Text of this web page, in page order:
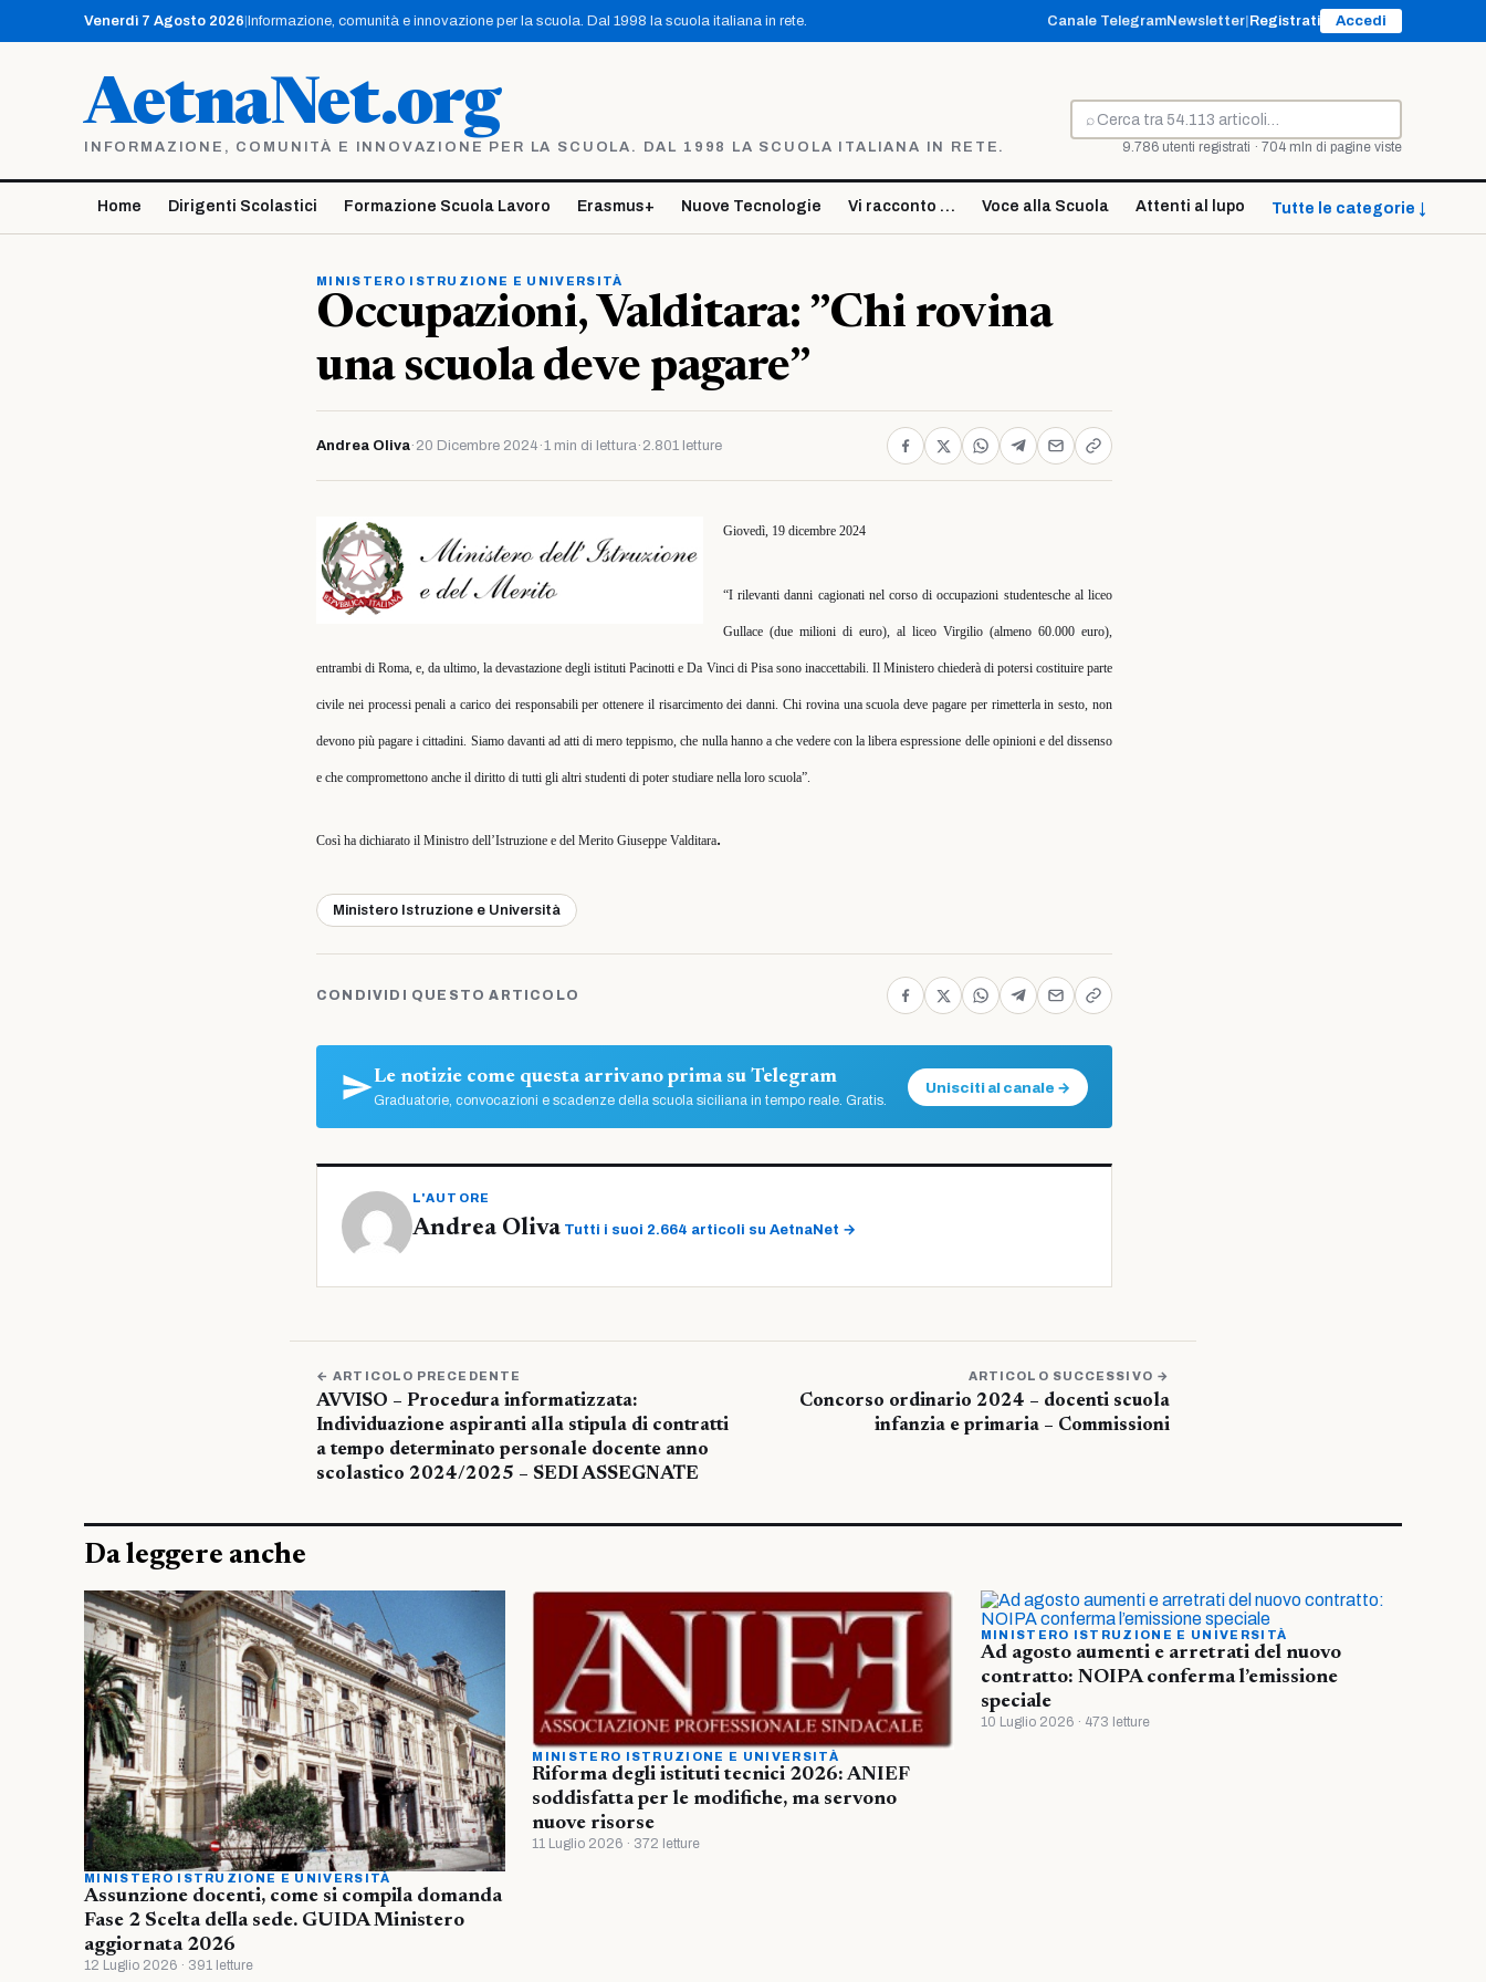
contenuto
Venerdì 7 Agosto 2026 Informazione, comunità e innovazione per la scuola. Dal 1998 la scuola italiana in rete. Canale TelegramNewsletter Registrati Accedi
AetnaNet.org
INFORMAZIONE, COMUNITÀ E INNOVAZIONE PER LA SCUOLA. DAL 1998 LA SCUOLA ITALIANA IN RETE.
⌕
Cerca
9.786 utenti registrati · 704 mln di pagine viste
Home Dirigenti Scolastici Formazione Scuola Lavoro Erasmus+ Nuove Tecnologie Vi racconto … Voce alla Scuola Attenti al lupo Tutte le categorie ↓
MINISTERO ISTRUZIONE E UNIVERSITÀ
Occupazioni, Valditara: ”Chi rovina
una scuola deve pagare”
Andrea Oliva· 20 Dicembre 2024 ·1 min di lettura· 2.801 letture
Giovedì, 19 dicembre 2024
“I rilevanti danni cagionati nel corso di occupazioni studentesche al liceo
Gullace (due milioni di euro), al liceo Virgilio (almeno 60.000 euro),
entrambi di Roma, e, da ultimo, la devastazione degli istituti Pacinotti e Da Vinci di Pisa sono inaccettabili. Il Ministero chiederà di potersi costituire parte
civile nei processi penali a carico dei responsabili per ottenere il risarcimento dei danni. Chi rovina una scuola deve pagare per rimetterla in sesto, non
devono più pagare i cittadini. Siamo davanti ad atti di mero teppismo, che nulla hanno a che vedere con la libera espressione delle opinioni e del dissenso
e che compromettono anche il diritto di tutti gli altri studenti di poter studiare nella loro scuola”.
Così ha dichiarato il Ministro dell’Istruzione e del Merito Giuseppe Valditara.
Ministero Istruzione e Università
CONDIVIDI QUESTO ARTICOLO
Le notizie come questa arrivano prima su Telegram
Graduatorie, convocazioni e scadenze della scuola siciliana in tempo reale. Gratis.
Unisciti al canale →
L'AUTORE
Andrea Oliva Tutti i suoi 2.664 articoli su AetnaNet →
← ARTICOLO PRECEDENTE
AVVISO – Procedura informatizzata:
Individuazione aspiranti alla stipula di contratti
a tempo determinato personale docente anno
scolastico 2024/2025 – SEDI ASSEGNATE
ARTICOLO SUCCESSIVO →
Concorso ordinario 2024 – docenti scuola
infanzia e primaria – Commissioni
Da leggere anche
MINISTERO ISTRUZIONE E UNIVERSITÀ
Assunzione docenti, come si compila domanda
Fase 2 Scelta della sede. GUIDA Ministero
aggiornata 2026
12 Luglio 2026 · 391 letture
MINISTERO ISTRUZIONE E UNIVERSITÀ
Riforma degli istituti tecnici 2026: ANIEF
soddisfatta per le modifiche, ma servono
nuove risorse
11 Luglio 2026 · 372 letture
MINISTERO ISTRUZIONE E UNIVERSITÀ
Ad agosto aumenti e arretrati del nuovo
contratto: NOIPA conferma l’emissione
speciale
10 Luglio 2026 · 473 letture